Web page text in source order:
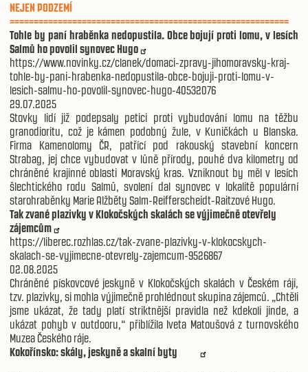
NEJEN PODZEMÍ
==========================================================
Tohle by paní hraběnka nedopustila. Obce bojují proti lomu, v lesích
Salmů ho povolil synovec Hugo
https://www.novinky.cz/clanek/domaci-zpravy-jihomoravsky-kraj-
tohle-by-pani-hrabenka-nedopustila-obce-bojuji-proti-lomu-v-
lesich-salmu-ho-povolil-synovec-hugo-40532076
29.07.2025
Stovky lidí již podepsaly petici proti vybudování lomu na těžbu
granodioritu, což je kámen podobný žule, v Kuničkách u Blanska.
Firma Kamenolomy ČR, patřící pod rakouský stavební koncern
Strabag, jej chce vybudovat v lůně přírody, pouhé dva kilometry od
chráněné krajinné oblasti Moravský kras. Vzniknout by měl v lesích
šlechtického rodu Salmů, svolení dal synovec v lokalitě populární
starohraběnky Marie Alžběty Salm-Reifferscheidt-Raitzové Hugo.
Tak zvané plazivky v Klokočských skalách se výjimečně otevřely
zájemcům
https://liberec.rozhlas.cz/tak-zvane-plazivky-v-klokocskych-
skalach-se-vyjimecne-otevrely-zajemcum-9526867
02.08.2025
Chráněné pískovcové jeskyně v Klokočských skalách v Českém ráji,
tzv. plazivky, si mohla výjimečně prohlédnout skupina zájemců. „Chtěli
jsme ukázat, že tady platí striktnější pravidla než kdekoli jinde, a
ukázat pohyb v outdooru,“ přiblížila Iveta Matoušová z turnovského
Muzea Českého ráje.
Kokořínsko: skály, jeskyně a skalní byty